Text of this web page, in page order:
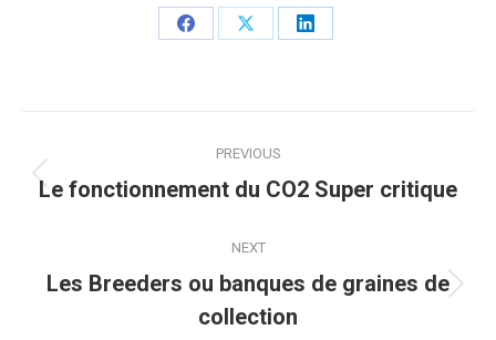
Share
Share
Share
navigation
PREVIOUS
Previous
Le fonctionnement du CO2 Super critique
NEXT
Next
post:
Les Breeders ou banques de graines de
collection